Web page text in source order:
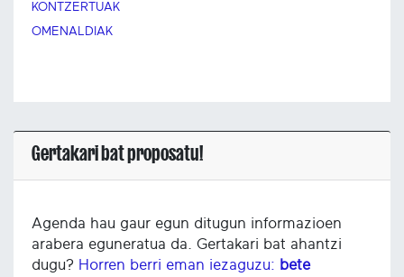
KONTZERTUAK
OMENALDIAK
Gertakari bat proposatu!
Agenda hau gaur egun ditugun informazioen
arabera eguneratua da. Gertakari bat ahantzi
dugu? Horren berri eman iezaguzu: bete